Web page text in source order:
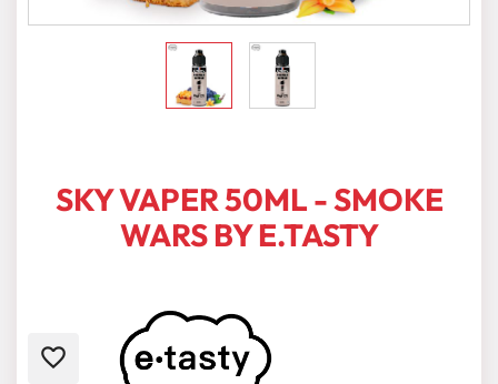
SKY VAPER 50ML - SMOKE
WARS BY E.TASTY
favorite_border